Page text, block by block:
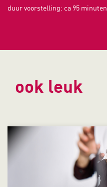
duur voorstelling: ca 95 minuten
ook leuk